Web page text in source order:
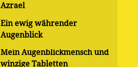
Azrael
Ein ewig währender
Augenblick
Mein Augenblickmensch und
winzige Tabletten